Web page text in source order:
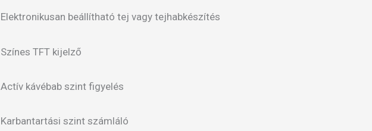
Elektronikusan beállítható tej vagy tejhabkészítés
Színes TFT kijelző
Actív kávébab szint figyelés
Karbantartási szint számláló